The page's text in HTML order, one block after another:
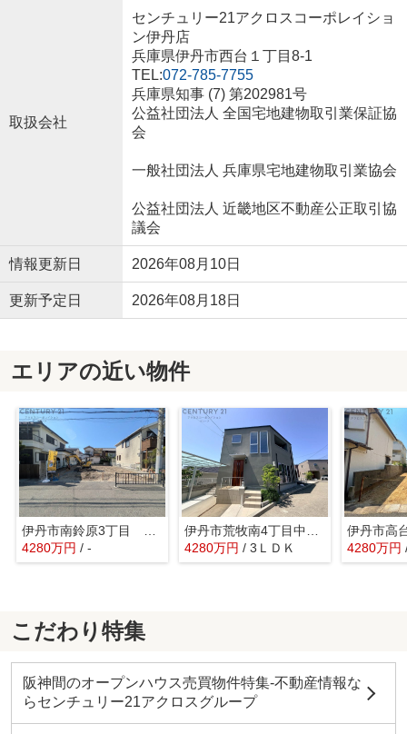
取扱会社
センチュリー21アクロスコーポレイショ
ン伊丹店
兵庫県伊丹市西台１丁目8-1
TEL:072-785-7755
兵庫県知事 (7) 第202981号
公益社団法人 全国宅地建物取引業保証協
会
一般社団法人 兵庫県宅地建物取引業協会
公益社団法人 近畿地区不動産公正取引協
議会
情報更新日 2026年08月10日
更新予定日 2026年08月18日
エリアの近い物件
4280万円 / -
4280万円/ 3ＬＤＫ 4280万円
こだわり特集
阪神間のオープンハウス売買物件特集-不動産情報な
らセンチュリー21アクロスグループ